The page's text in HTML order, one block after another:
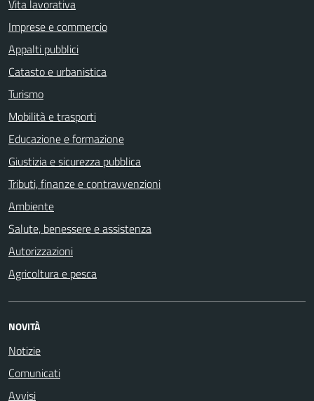
Vita lavorativa
Imprese e commercio
Appalti pubblici
Catasto e urbanistica
Turismo
Mobilità e trasporti
Educazione e formazione
Giustizia e sicurezza pubblica
Tributi, finanze e contravvenzioni
Ambiente
Salute, benessere e assistenza
Autorizzazioni
Agricoltura e pesca
NOVITÀ
Notizie
Comunicati
Avvisi